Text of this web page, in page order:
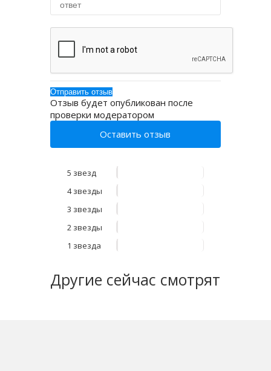
Отзыв будет опубликован после
проверки модератором
Оставить отзыв
5 звезд
4 звезды
3 звезды
2 звезды
1 звезда
Другие сейчас смотрят